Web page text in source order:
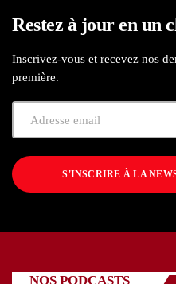
Restez à jour en un
Inscrivez-vous et recevez nos
première.
S'INSCRIRE À LA
NOS PODCASTS